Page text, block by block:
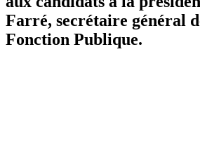
Farré, secrétaire général
Fonction Publique.